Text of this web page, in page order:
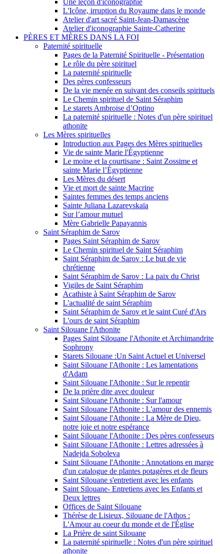
L'Icône, irruption du Royaume dans le monde
Atelier d'art sacré Saint-Jean-Damascène
Atelier d'iconographie Sainte-Catherine
PÈRES ET MÈRES DANS LA FOI
Paternité spirituelle
Pages de la Paternité Spirituelle - Présentation
Le rôle du père spirituel
La paternité spirituelle
Des pères confesseurs
De la vie menée en suivant des conseils spirituels
Le Chemin spirituel de Saint Séraphim
Le starets Ambroise d’Optino
La paternité spirituelle : Notes d'un père spirituel
athonite
Les Mères spirituelles
Introduction aux Pages des Mères spirituelles
Vie de sainte Marie l'Égyptienne
Le moine et la courtisane : Saint Zossime et
sainte Marie l’Égyptienne
Les Mères du désert
Vie et mort de sainte Macrine
Saintes femmes des temps anciens
Sainte Juliana Lazarevskaïa
Sur l’amour mutuel
Mère Gabrielle Papayannis
Saint Séraphim de Sarov
Pages Saint Séraphim de Sarov
Le Chemin spirituel de Saint Séraphim
Saint Séraphim de Sarov : Le but de vie
chrétienne
Saint Séraphim de Sarov : La paix du Christ
Vigiles de Saint Séraphim
Acathiste à Saint Séraphim de Sarov
L'actualité de saint Séraphim
Saint Séraphim de Sarov et le saint Curé d'Ars
L'ours de saint Séraphim
Saint Silouane l'Athonite
Pages Saint Silouane l'Athonite et Archimandrite
Sophrony
Starets Silouane :Un Saint Actuel et Universel
Saint Silouane l'Athonite : Les lamentations
d'Adam
Saint Silouane l'Athonite : Sur le repentir
De la prière dite avec douleur
Saint Silouane l'Athonite : Sur l'amour
Saint Silouane l'Athonite : L'amour des ennemis
Saint Silouane l'Athonite : La Mère de Dieu,
notre joie et notre espérance
Saint Silouane l'Athonite : Des pères confesseurs
Saint Silouane l'Athonite : Lettres adressées à
Nadejda Soboleva
Saint Silouane l'Athonite : Annotations en marge
d'un catalogue de plantes potagères et de fleurs
Saint Silouane s'entretient avec les enfants
Saint Silouane- Entretiens avec les Enfants et
Deux lettres
Offices de Saint Silouane
Thérèse de Lisieux, Silouane de l'Athos :
L'Amour au coeur du monde et de l'Église
La Prière de saint Silouane
La paternité spirituelle : Notes d'un père spirituel
athonite